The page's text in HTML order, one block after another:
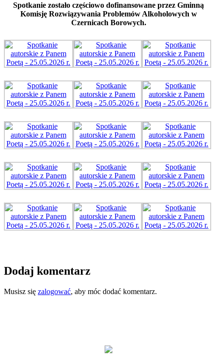
Spotkanie zostało częściowo dofinansowane przez Gminną
Komisję Rozwiązywania Problemów Alkoholowych w
Czernicach Borowych.
Dodaj komentarz
Musisz się zalogować, aby móc dodać komentarz.